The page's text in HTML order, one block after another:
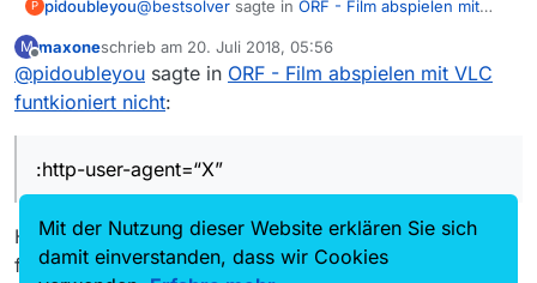
P pidoubleyou@bestsolver sagte in ORF - Film abspielen mit
Wo soll ich da dieses .http-user-agent im
Schalter ergänzen?
Im Feld Schalter nach
einfügen:
Damit funktioniert bei mir das Abspielen mit VLC
problemlos.
M
Offline
maxoneschrieb am 20. Juli 2018, 05:56
zuletzt editiert von
@pidoubleyou sagte in ORF - Film abspielen mit VLC
funtkioniert nicht:
:http-user-agent=“X”
Herzlichen Dank für die plausible Erklärung, endlich
funzt das Abspielen wieder.
Mit der Nutzung dieser Website erklären Sie sich
damit einverstanden, dass wir Cookies